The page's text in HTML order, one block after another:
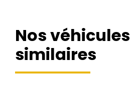
Nos véhicules
similaires